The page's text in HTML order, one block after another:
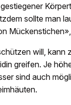
sollte man
will, kann
greifen. Je
sind auch